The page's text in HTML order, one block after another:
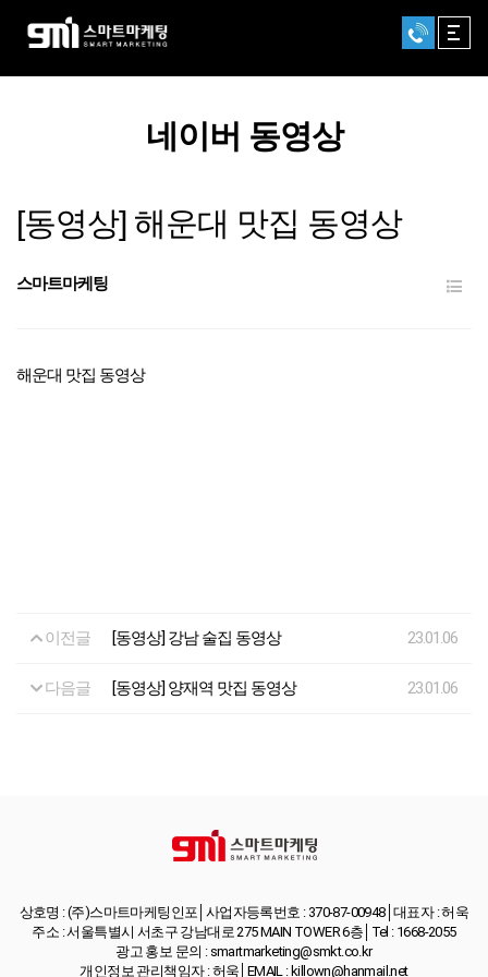
GNB
네이버 동영상
[동영상] 해운대 맛집 동영상
스마트마케팅
해운대 맛집 동영상
이전글 [동영상] 강남 술집 동영상 23.01.06
다음글 [동영상] 양재역 맛집 동영상 23.01.06
상호명 : (주)스마트마케팅인포│사업자등록번호 : 370-87-00948│대표자 : 허욱
주소 : 서울특별시 서초구 강남대로 275 MAIN TOWER 6층│Tel : 1668-2055
광고 홍보 문의 : smartmarketing@smkt.co.kr
개인정보 관리책임자 : 허욱│EMAIL : killown@hanmail.net